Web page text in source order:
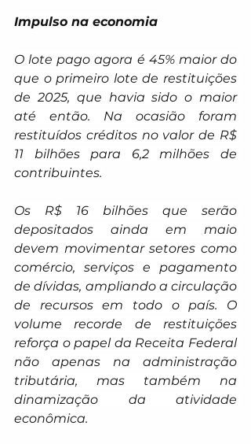
Impulso na economia
O lote pago agora é 45% maior do
que o primeiro lote de restituições
de 2025, que havia sido o maior
até então. Na ocasião foram
restituídos créditos no valor de R$
11 bilhões para 6,2 milhões de
contribuintes.
Os R$ 16 bilhões que serão
depositados ainda em maio
devem movimentar setores como
comércio, serviços e pagamento
de dívidas, ampliando a circulação
de recursos em todo o país. O
volume recorde de restituições
reforça o papel da Receita Federal
não apenas na administração
tributária, mas também na
dinamização da atividade
econômica.